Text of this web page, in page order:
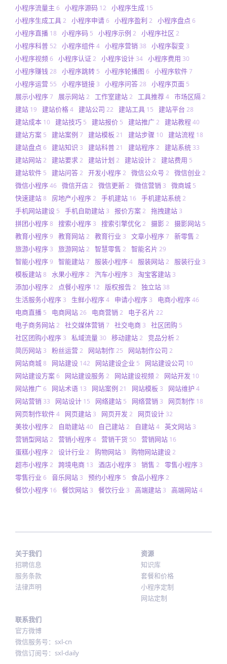
小程序流量主 6 小程序源码 12 小程序生成 15
小程序生成工具2 小程序申请6 小程序盈利 2 小程序盘点 6
小程序直播 18 小程序码 5 小程序示例 2 小程序社区 2
小程序科普 52 小程序组件4 小程序营销 38 小程序裂变 3
小程序视频6 小程序认证2 小程序设计 34 小程序费用 30
小程序赚钱28 小程序跳转 5 小程序轮播图 6 小程序软件7
小程序运营 55 小程序链接 3 小程序问答28 小程序页面 5
展示小程序7 展示网站2 工作室建站2 工具推荐4 市场区隔2
建站 19 建站价格4 建站公司 22 建站工具 15 建站平台 28
建站成本 10 建站技巧 5 建站报价 5 建站推广2 建站教程40
建站方案 5 建站案例 7 建站模板 21 建站步骤 10 建站流程 18
建站盘点 6 建站知识 3 建站科普21 建站程序2 建站系统 33
建站网站2 建站要求2 建站计划 2 建站设计2 建站费用 5
建站软件 5 建站问答2 开发小程序2 微信公众号 2 微信创业 2
微信小程序46 微信开店2 微信更新2 微信营销 3 微商城 5
快速建站8 房地产小程序2 手机建站 16 手机建站系统2
手机网站建设 5 手机自助建站 3 报价方案2 拖拽建站 3
拼团小程序8 搜索小程序 3 搜索引擎优化2 摄影2 摄影网站 5
教育小程序9 教育网站2 教育行业 3 文章小程序7 新零售 2
旅游小程序 3 旅游网站2 智慧零售 2 智能名片 29
智能小程序9 智能建站7 服装小程序4 服装网站2 服装行业 3
模板建站8 水果小程序2 汽车小程序 3 淘宝客建站 3
添加小程序2 点餐小程序 12 版权报告2 独立站 38
生活服务小程序 3 生鲜小程序4 申请小程序 3 电商小程序46
电商直播 5 电商网站26 电商营销 2 电子名片 22
电子商务网站2 社交媒体营销 7 社交电商 3 社区团购 5
社区团购小程序 3 私域流量 30 移动建站2 竞品分析2
简历网站 3 粉丝运营2 网站制作25 网站制作公司 2
网站商城8 网站建设 142 网站建设企业 5 网站建设公司 10
网站建设方案6 网站建设服务2 网站建设视频2 网站开发 10
网站推广6 网站术语 13 网站案例 21 网站模板 3 网站维护 4
网站营销 33 网站设计 15 网络建站 5 网络营销 3 网页制作 18
网页制作软件4 网页建站 3 网页开发 2 网页设计 32
美妆小程序2 自助建站40 自己建站2 自建站4 英文网站 3
营销型网站2 营销小程序4 营销干货 50 营销网站 16
蛋糕小程序2 设计行业 2 购物网站 3 购物网站建设2
超市小程序2 跨境电商 13 酒店小程序 3 销售 2 零售小程序 3
零售行业 6 音乐网站 3 预约小程序 5 食品小程序2
餐饮小程序 16 餐饮网站 3 餐饮行业 3 高端建站 3 高端网站4
关于我们
招聘信息
服务条款
法律声明
资源
知识库
套餐和价格
小程序定制
网站定制
联系我们
官方微博
微信服务号：sxl-cn
微信订阅号：sxl-daily